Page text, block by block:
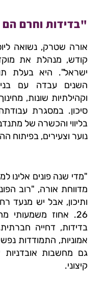
"בדידות וחרם הם
אורה שטרק, נשואה
ישראל". היא בעלת
השנים עבדה עם בני
וקהילתיות שונות,
סיכון. במסגרת
בליווי והכשרה של
נוער וצעירים,
"מדי שנה פונים אלינו
מדווחת אורה, "רוב
26. אחוז משמעותי
בדידות, דחייה
אמוניות, התמודדות
גם מחשבות
קיצוני.